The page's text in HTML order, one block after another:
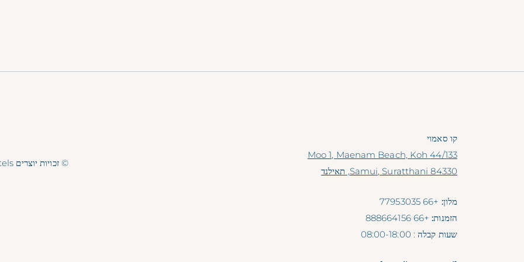
קו סאמוי
44/133 Moo 1, Maenam Beach, Koh
Samui, Suratthani 84330, תאילנד
מלון: +66 77953035
הזמנות: +66 888664156
שעות קבלה: 08:00-18:00
© זכויות יוצרים Explorar Hotels. כל הזכויות שמורות.